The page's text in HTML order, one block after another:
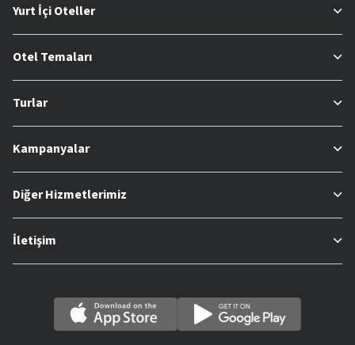
Yurt İçi Oteller
Otel Temaları
Turlar
Kampanyalar
Diğer Hizmetlerimiz
İletişim